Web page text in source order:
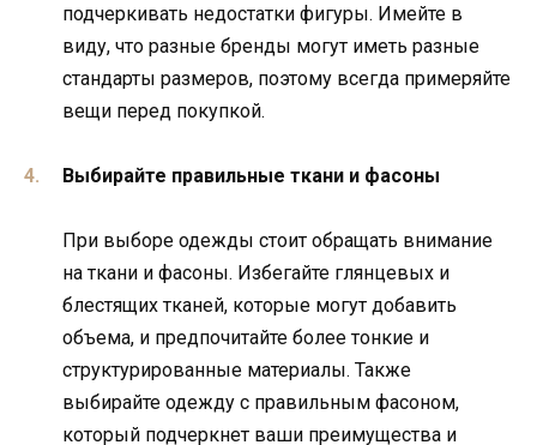
подчеркивать недостатки фигуры. Имейте в
виду, что разные бренды могут иметь разные
стандарты размеров, поэтому всегда примеряйте
вещи перед покупкой.
Выбирайте правильные ткани и фасоны
При выборе одежды стоит обращать внимание
на ткани и фасоны. Избегайте глянцевых и
блестящих тканей, которые могут добавить
объема, и предпочитайте более тонкие и
структурированные материалы. Также
выбирайте одежду с правильным фасоном,
который подчеркнет ваши преимущества и